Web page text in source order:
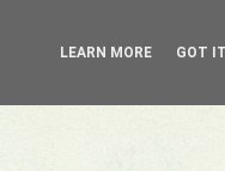
LEARN MORE GOT IT